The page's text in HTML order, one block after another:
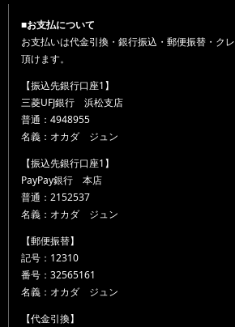
■お支払について
お支払いは代金引換・銀行振込・郵便振替・ク
頂けます。
【振込先銀行口座1】
三菱UFJ銀行 浜松支店
普通：4948955
名義：オカダ ジュン
【振込先銀行口座1】
PayPay銀行 本店
普通：2152537
名義：オカダ ジュン
【郵便振替】
記号：12310
番号：32565161
名義：オカダ ジュン
【代金引換】